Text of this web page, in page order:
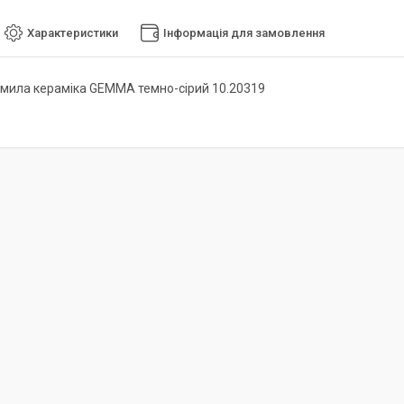
Характеристики Інформація для замовлення
кераміка GEMMA темно-сірий 10.20319